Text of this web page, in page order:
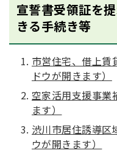
宣誓書受領証を
きる手続き等
市営住宅、借上賃
ドウが開きます）
空家活用支援事業
ます）
渋川市居住誘導区
ウが開きます）